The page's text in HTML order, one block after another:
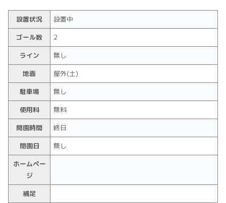
設置状況
設置中
ゴール数
2
ライン
無し
地面
屋外(土)
駐車場
無し
使用料
無料
開園時間
終日
閉園日
無し
ホームペー
ジ
補足